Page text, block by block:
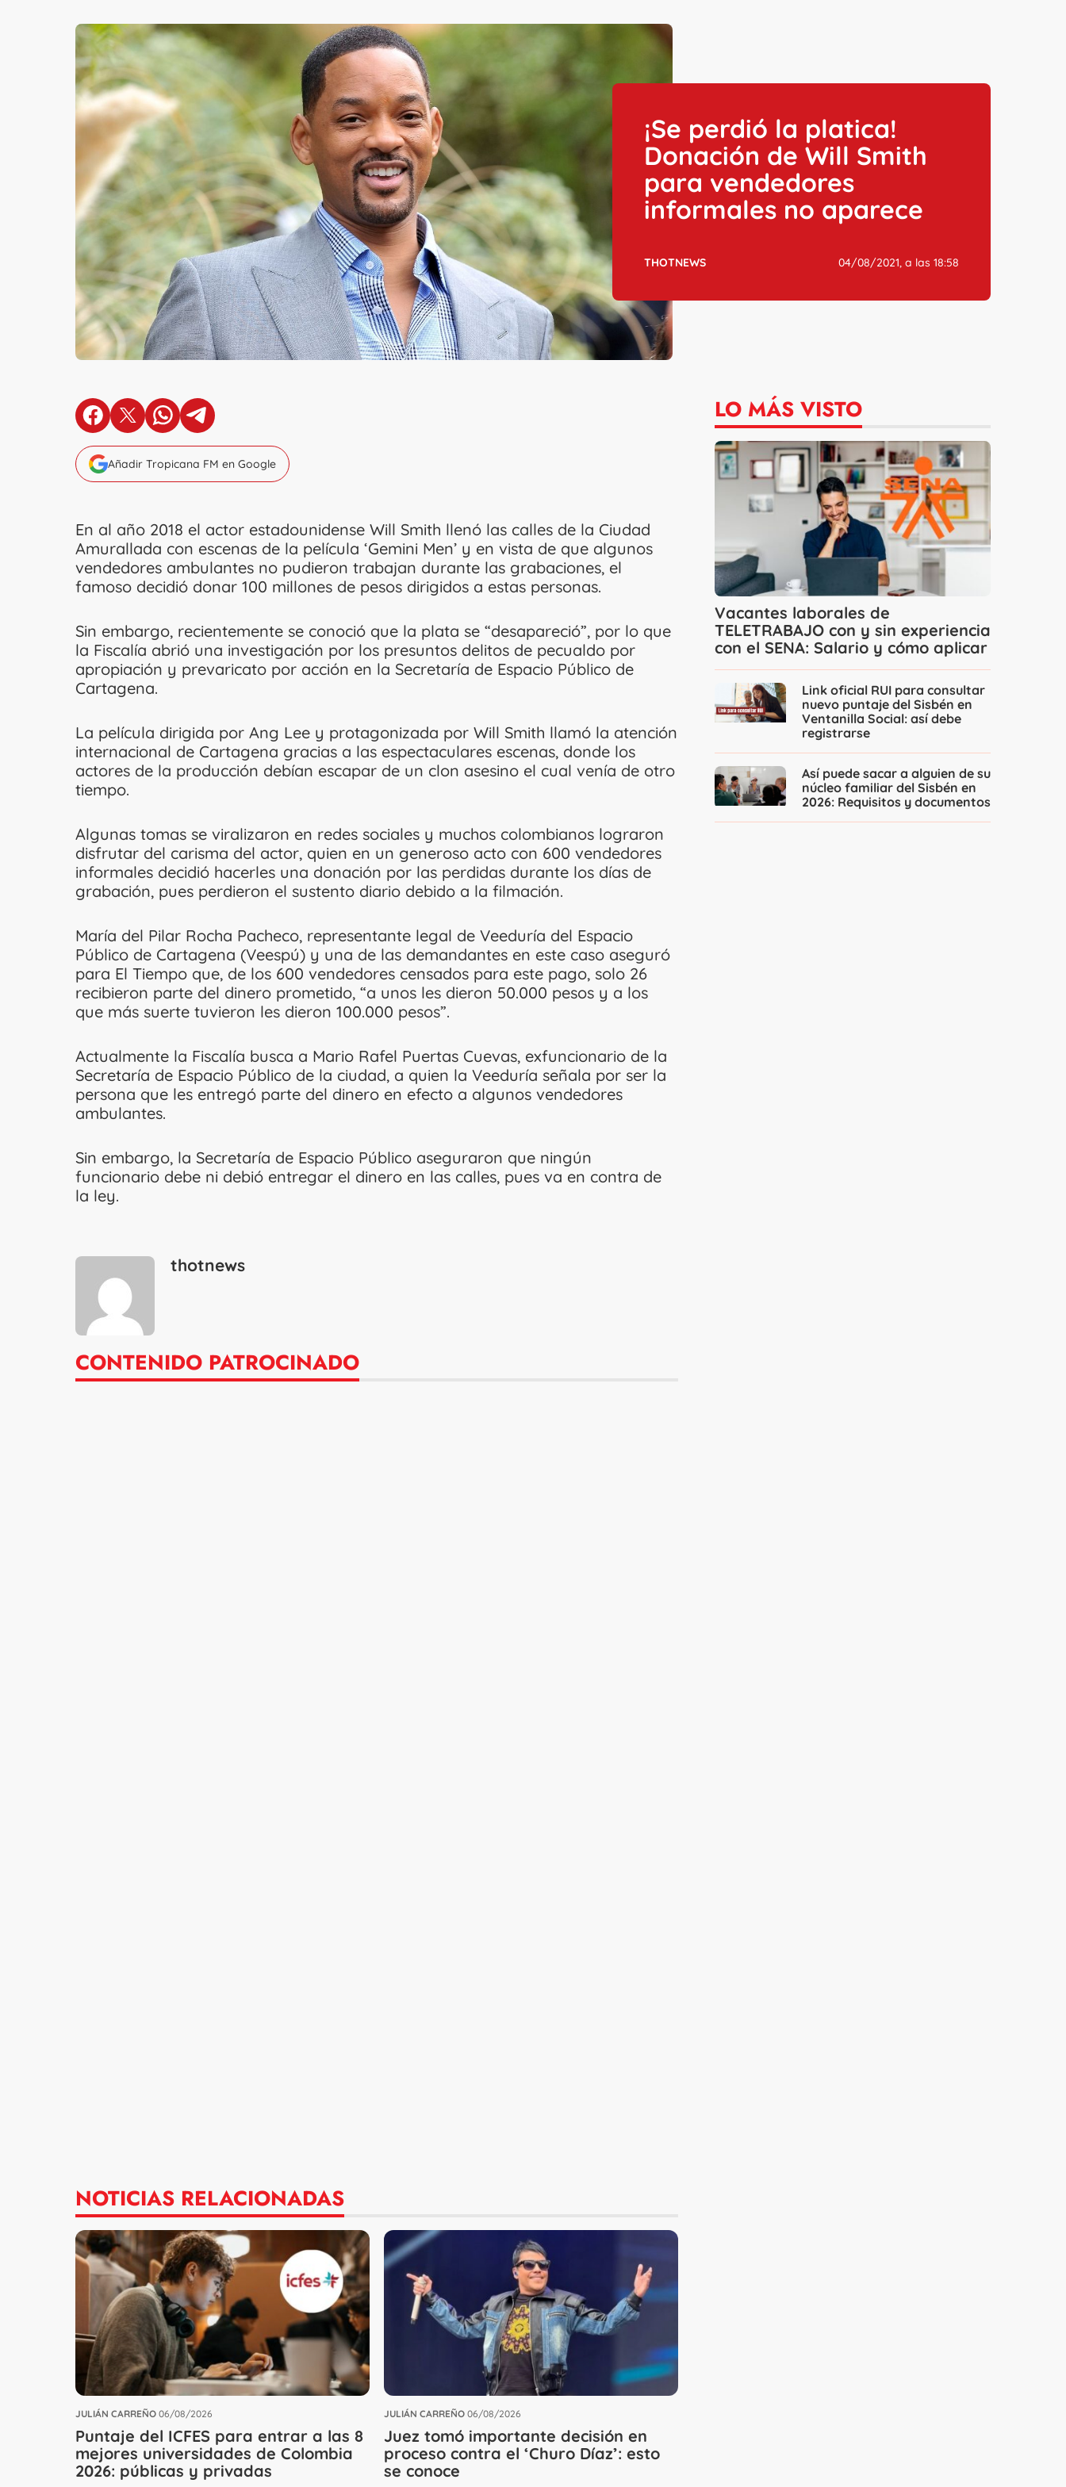
¡Se perdió la platica!
Donación de Will Smith
para vendedores
informales no aparece
THOTNEWS 04/08/2021, a las 18:58
en Facebook
en X en Whatsapp
en Telegram
Añadir Tropicana FM en Google
En al año 2018 el actor estadounidense Will Smith llenó las calles de la Ciudad
Amurallada con escenas de la película ‘Gemini Men’ y en vista de que algunos
vendedores ambulantes no pudieron trabajan durante las grabaciones, el
famoso decidió donar 100 millones de pesos dirigidos a estas personas.
Sin embargo, recientemente se conoció que la plata se “desapareció”, por lo que
la Fiscalía abrió una investigación por los presuntos delitos de pecualdo por
apropiación y prevaricato por acción en la Secretaría de Espacio Público de
Cartagena.
La película dirigida por Ang Lee y protagonizada por Will Smith llamó la atención
internacional de Cartagena gracias a las espectaculares escenas, donde los
actores de la producción debían escapar de un clon asesino el cual venía de otro
tiempo.
Algunas tomas se viralizaron en redes sociales y muchos colombianos lograron
disfrutar del carisma del actor, quien en un generoso acto con 600 vendedores
informales decidió hacerles una donación por las perdidas durante los días de
grabación, pues perdieron el sustento diario debido a la filmación.
María del Pilar Rocha Pacheco, representante legal de Veeduría del Espacio
Público de Cartagena (Veespú) y una de las demandantes en este caso aseguró
para El Tiempo que, de los 600 vendedores censados para este pago, solo 26
recibieron parte del dinero prometido, “a unos les dieron 50.000 pesos y a los
que más suerte tuvieron les dieron 100.000 pesos”.
Actualmente la Fiscalía busca a Mario Rafel Puertas Cuevas, exfuncionario de la
Secretaría de Espacio Público de la ciudad, a quien la Veeduría señala por ser la
persona que les entregó parte del dinero en efecto a algunos vendedores
ambulantes.
Sin embargo, la Secretaría de Espacio Público aseguraron que ningún
funcionario debe ni debió entregar el dinero en las calles, pues va en contra de
la ley.
thotnews
CONTENIDO PATROCINADO
NOTICIAS RELACIONADAS
JULIÁN CARREÑO 06/08/2026
Puntaje del ICFES para entrar a las 8
mejores universidades de Colombia
2026: públicas y privadas
JULIÁN CARREÑO 06/08/2026
Juez tomó importante decisión en
proceso contra el ‘Churo Díaz’: esto
se conoce
LO MÁS VISTO
Vacantes laborales de
TELETRABAJO con y sin experiencia
con el SENA: Salario y cómo aplicar
Link oficial RUI para consultar
nuevo puntaje del Sisbén en
Ventanilla Social: así debe
registrarse
Así puede sacar a alguien de su
núcleo familiar del Sisbén en
2026: Requisitos y documentos